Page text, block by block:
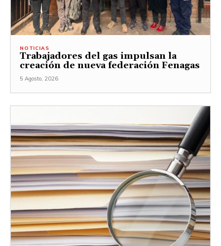
NOTICIAS
Trabajadores del gas impulsan la
creación de nueva federación Fenagas
5 Agosto, 2026